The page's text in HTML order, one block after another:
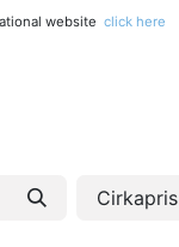
website click here
Cirkapris